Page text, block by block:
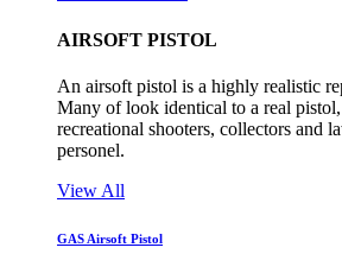
AIRSOFT PISTOL
An airsoft pistol is a highly realistic
Many of look identical to a real
recreational shooters, collectors and
personel.
View All
GAS Airsoft Pistol